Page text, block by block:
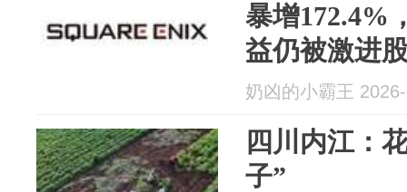
暴增172.4%
益仍被激进
奶凶的小霸王
四川内江：
子”